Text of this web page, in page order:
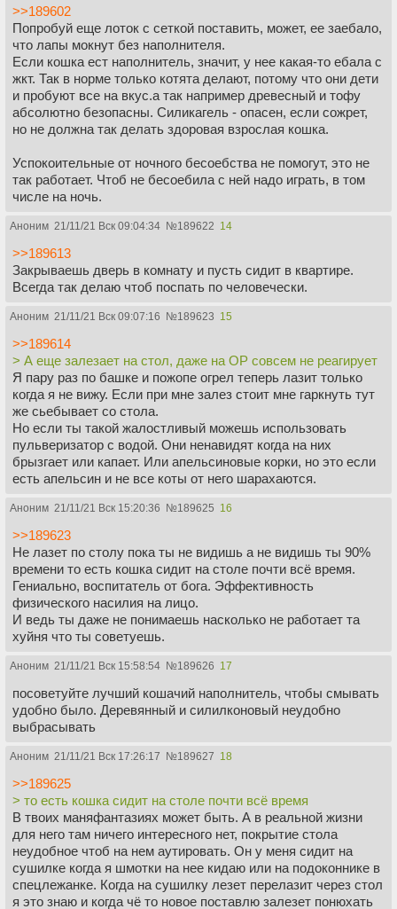
>>189602
Попробуй еще лоток с сеткой поставить, может, ее заебало,
что лапы мокнут без наполнителя.
Если кошка ест наполнитель, значит, у нее какая-то ебала с
жкт. Так в норме только котята делают, потому что они дети
и пробуют все на вкус.а так например древесный и тофу
абсолютно безопасны. Силикагель - опасен, если сожрет,
но не должна так делать здоровая взрослая кошка.
Успокоительные от ночного бесоебства не помогут, это не
так работает. Чтоб не бесоебила с ней надо играть, в том
числе на ночь.
Аноним 21/11/21 Вск 09:04:34 №189622 14
>>189613
Закрываешь дверь в комнату и пусть сидит в квартире.
Всегда так делаю чтоб поспать по человечески.
Аноним 21/11/21 Вск 09:07:16 №189623 15
>>189614
> А еще залезает на стол, даже на ОР совсем не реагирует
Я пару раз по башке и пожопе огрел теперь лазит только
когда я не вижу. Если при мне залез стоит мне гаркнуть тут
же сьебывает со стола.
Но если ты такой жалостливый можешь использовать
пульверизатор с водой. Они ненавидят когда на них
брызгает или капает. Или апельсиновые корки, но это если
есть апельсин и не все коты от него шарахаются.
Аноним 21/11/21 Вск 15:20:36 №189625 16
>>189623
Не лазет по столу пока ты не видишь а не видишь ты 90%
времени то есть кошка сидит на столе почти всё время.
Гениально, воспитатель от бога. Эффективность
физического насилия на лицо.
И ведь ты даже не понимаешь насколько не работает та
хуйня что ты советуешь.
Аноним 21/11/21 Вск 15:58:54 №189626 17
посоветуйте лучший кошачий наполнитель, чтобы смывать
удобно было. Деревянный и силилконовый неудобно
выбрасывать
Аноним 21/11/21 Вск 17:26:17 №189627 18
>>189625
> то есть кошка сидит на столе почти всё время
В твоих маняфантазиях может быть. А в реальной жизни
для него там ничего интересного нет, покрытие стола
неудобное чтоб на нем аутировать. Он у меня сидит на
сушилке когда я шмотки на нее кидаю или на подоконнике в
спецлежанке. Когда на сушилку лезет перелазит через стол
я это знаю и когда чё то новое поставлю залезет понюхать